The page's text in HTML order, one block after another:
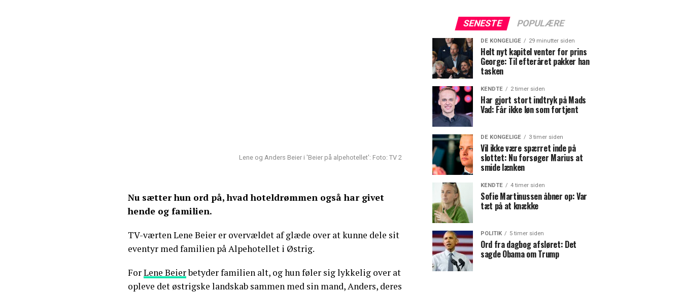
Lene og Anders Beier i 'Beier på alpehotellet': Foto: TV 2
Nu sætter hun ord på, hvad hoteldrømmen også har givet
hende og familien.
TV-værten Lene Beier er overvældet af glæde over at kunne dele sit
eventyr med familien på Alpehotellet i Østrig.
ForLene Beierbetyder familien alt, og hun føler sig lykkelig over at
opleve det østrigske landskab sammen med sin mand, Anders, deres
SENESTE POPULÆRE
DE KONGELIGE 29 minutter siden
Helt nyt kapitel venter for prins
George: Til efteråret pakker han
tasken
KENDTE 2 timer siden
Har gjort stort indtryk på Mads
Vad: Får ikke løn som fortjent
DE KONGELIGE 3 timer siden
Vil ikke være spærret inde på
slottet: Nu forsøger Marius at
smide lænken
KENDTE 4 timer siden
Sofie Martinussen åbner op: Var
tæt på at knække
POLITIK 5 timer siden
Ord fra dagbog afsløret: Det
sagde Obama om Trump